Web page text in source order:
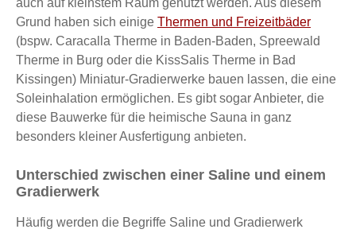
Grund haben sich einige Thermen und Freizeitbäder
(bspw. Caracalla Therme in Baden-Baden, Spreewald
Therme in Burg oder die KissSalis Therme in Bad
Kissingen) Miniatur-Gradierwerke bauen lassen, die eine
Soleinhalation ermöglichen. Es gibt sogar Anbieter, die
diese Bauwerke für die heimische Sauna in ganz
besonders kleiner Ausfertigung anbieten.
Unterschied zwischen einer Saline und einem
Gradierwerk
Häufig werden die Begriffe Saline und Gradierwerk